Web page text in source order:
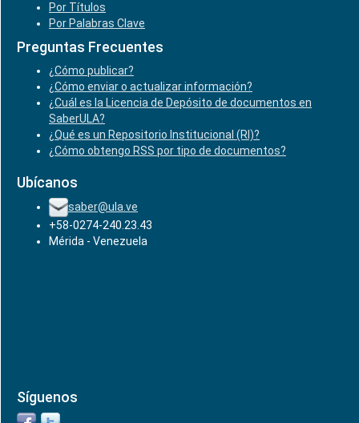
Por Títulos
Por Palabras Clave
Preguntas Frecuentes
¿Cómo publicar?
¿Cómo enviar o actualizar información?
¿Cuál es la Licencia de Depósito de documentos en
SaberULA?
¿Qué es un Repositorio Institucional (RI)?
¿Cómo obtengo RSS por tipo de documentos?
Ubícanos
saber@ula.ve
+58-0274-240.23.43
Mérida - Venezuela
Síguenos